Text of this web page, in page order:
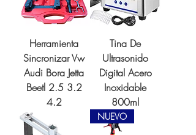
Herramienta
Sincronizar Vw
Audi Bora Jetta
Beetl 2.5 3.2
4.2
Tina De
Ultrasonido
Digital Acero
Inoxidable
800ml
NUEVO